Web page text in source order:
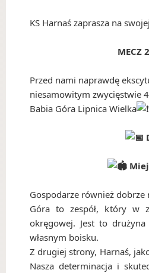
KS Harnaś zaprasza na
MECZ
Przed nami naprawdę
niesamowitym zwycięstwie
Babia Góra Lipnica Wielka
Gospodarze również dobrze
Góra to zespół, który w
okręgowej. Jest to drużyna
własnym boisku.
Z drugiej strony, Harnaś,
Nasza determinacja i